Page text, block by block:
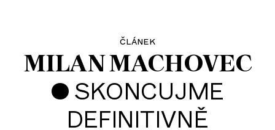
článek
MILAN MACHOVEC
• SKONCUJME
DEFINITIVNĚ